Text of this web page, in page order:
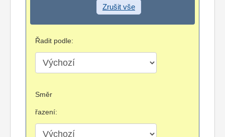
Zrušit vše
Řadit podle:
Směr
řazení: